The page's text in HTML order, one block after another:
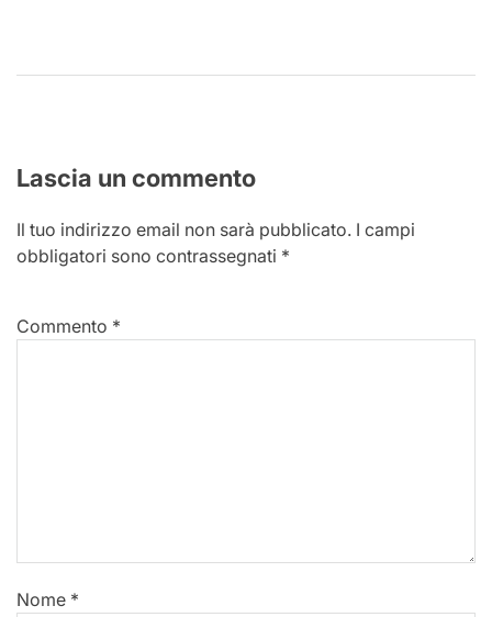
Lascia un commento
Il tuo indirizzo email non sarà pubblicato. I campi
obbligatori sono contrassegnati *
Commento *
Nome *